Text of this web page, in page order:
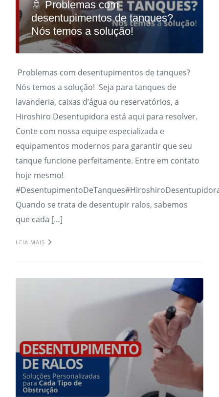
🚿 Problemas com
desentupimentos de tanques?
Nós temos a solução!
Problemas com desentupimentos de tanques?
Nós temos a solução! Seja para tanques de
lavanderia, caixas d’água ou reservatórios, a
Hiroshiro Desentupidora está aqui para resolver.
Conte com nossa equipe especializada e
equipamentos modernos para garantir que seu
tanque funcione perfeitamente. Entre em contato
hoje mesmo!
Quando se trata de desentupir ralos, sabemos
que cada […]
LEIA MAIS